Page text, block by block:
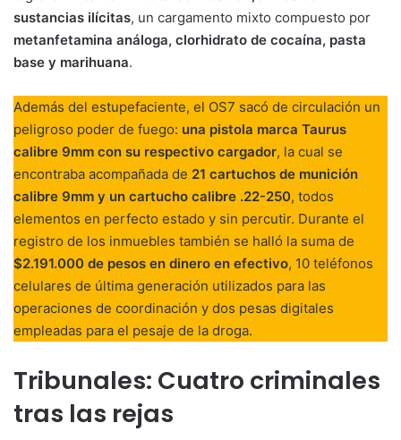
sustancias ilícitas, un cargamento mixto compuesto por
metanfetamina análoga, clorhidrato de cocaína, pasta
base y marihuana.
Además del estupefaciente, el OS7 sacó de circulación un
peligroso poder de fuego: una pistola marca Taurus
calibre 9mm con su respectivo cargador, la cual se
encontraba acompañada de 21 cartuchos de munición
calibre 9mm y un cartucho calibre .22-250, todos
elementos en perfecto estado y sin percutir. Durante el
registro de los inmuebles también se halló la suma de
$2.191.000 de pesos en dinero en efectivo, 10 teléfonos
celulares de última generación utilizados para las
operaciones de coordinación y dos pesas digitales
empleadas para el pesaje de la droga.
Tribunales: Cuatro criminales
tras las rejas